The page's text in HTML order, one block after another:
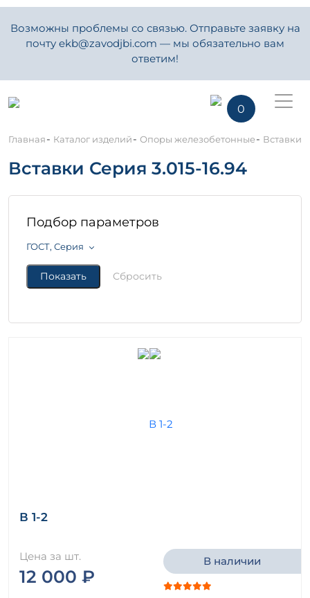
Возможны проблемы со связью. Отправьте заявку на
почту ekb@zavodjbi.com — мы обязательно вам
ответим!
0
Главная- Каталог изделий- Опоры железобетонные- Вставки
Вставки Серия 3.015-16.94
Подбор параметров
ГОСТ, Серия
В 1-2
Цена за шт.
12 000 ₽
В наличии